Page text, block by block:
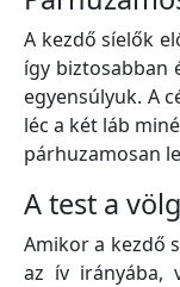
A kezdő síelők
így biztosabban
egyensúlyuk. A
léc a két láb
párhuzamosan
A test a
Amikor a kezdő
az ív irányába,